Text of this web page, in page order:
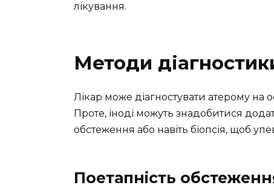
лікування.
Методи
Лікар може діагностувати атерому на
Проте, іноді можуть знадобитися
обстеження або навіть біопсія, щоб
Поетапність